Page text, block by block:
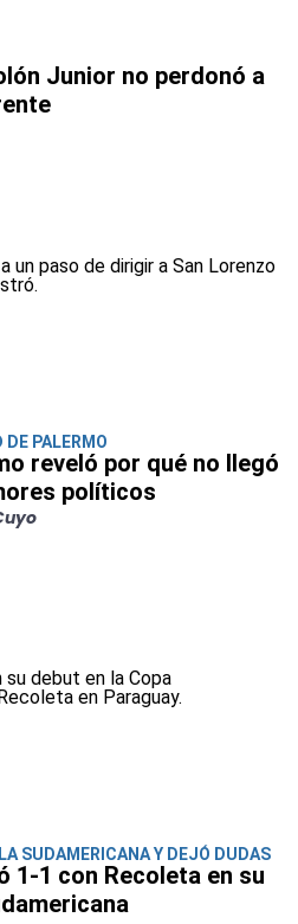
Junior no perdonó a
DE PALERMO
reveló por qué no llegó
políticos
SUDAMERICANA Y DEJÓ DUDAS
1-1 con Recoleta en su